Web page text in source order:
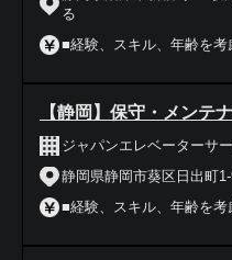
る
■経験、スキル、年齢を
【静岡】保守・メンテ
ジャパンエレベーターサ
静岡県静岡市葵区日出町
■経験、スキル、年齢を